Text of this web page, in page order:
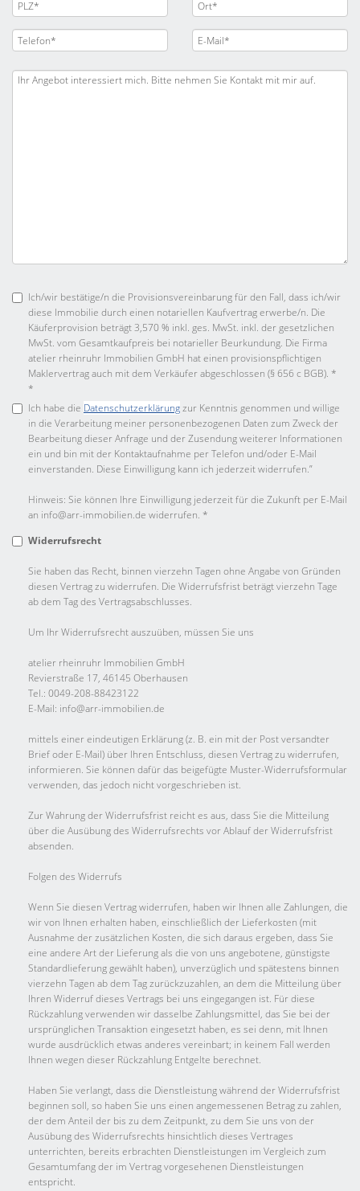
Ich/wir bestätige/n die Provisionsvereinbarung für den Fall, dass ich/wir
diese Immobilie durch einen notariellen Kaufvertrag erwerbe/n. Die
Käuferprovision beträgt 3,570 % inkl. ges. MwSt. inkl. der gesetzlichen
MwSt. vom Gesamtkaufpreis bei notarieller Beurkundung. Die Firma
atelier rheinruhr Immobilien GmbH hat einen provisionspflichtigen
Maklervertrag auch mit dem Verkäufer abgeschlossen (§ 656 c BGB). *
*
Ich habe die Datenschutzerklärungzur Kenntnis genommen und willige
in die Verarbeitung meiner personenbezogenen Daten zum Zweck der
Bearbeitung dieser Anfrage und der Zusendung weiterer Informationen
ein und bin mit der Kontaktaufnahme per Telefon und/oder E-Mail
einverstanden. Diese Einwilligung kann ich jederzeit widerrufen.”
Hinweis: Sie können Ihre Einwilligung jederzeit für die Zukunft per E-Mail
an info@arr-immobilien.de widerrufen. *
Widerrufsrecht
Sie haben das Recht, binnen vierzehn Tagen ohne Angabe von Gründen
diesen Vertrag zu widerrufen. Die Widerrufsfrist beträgt vierzehn Tage
ab dem Tag des Vertragsabschlusses.
Um Ihr Widerrufsrecht auszuüben, müssen Sie uns
atelier rheinruhr Immobilien GmbH
Revierstraße 17, 46145 Oberhausen
Tel.: 0049-208-88423122
E-Mail: info@arr-immobilien.de
mittels einer eindeutigen Erklärung (z. B. ein mit der Post versandter
Brief oder E-Mail) über Ihren Entschluss, diesen Vertrag zu widerrufen,
informieren. Sie können dafür das beigefügte Muster-Widerrufsformular
verwenden, das jedoch nicht vorgeschrieben ist.
Zur Wahrung der Widerrufsfrist reicht es aus, dass Sie die Mitteilung
über die Ausübung des Widerrufsrechts vor Ablauf der Widerrufsfrist
absenden.
Folgen des Widerrufs
Wenn Sie diesen Vertrag widerrufen, haben wir Ihnen alle Zahlungen, die
wir von Ihnen erhalten haben, einschließlich der Lieferkosten (mit
Ausnahme der zusätzlichen Kosten, die sich daraus ergeben, dass Sie
eine andere Art der Lieferung als die von uns angebotene, günstigste
Standardlieferung gewählt haben), unverzüglich und spätestens binnen
vierzehn Tagen ab dem Tag zurückzuzahlen, an dem die Mitteilung über
Ihren Widerruf dieses Vertrags bei uns eingegangen ist. Für diese
Rückzahlung verwenden wir dasselbe Zahlungsmittel, das Sie bei der
ursprünglichen Transaktion eingesetzt haben, es sei denn, mit Ihnen
wurde ausdrücklich etwas anderes vereinbart; in keinem Fall werden
Ihnen wegen dieser Rückzahlung Entgelte berechnet.
Haben Sie verlangt, dass die Dienstleistung während der Widerrufsfrist
beginnen soll, so haben Sie uns einen angemessenen Betrag zu zahlen,
der dem Anteil der bis zu dem Zeitpunkt, zu dem Sie uns von der
Ausübung des Widerrufsrechts hinsichtlich dieses Vertrages
unterrichten, bereits erbrachten Dienstleistungen im Vergleich zum
Gesamtumfang der im Vertrag vorgesehenen Dienstleistungen
entspricht.